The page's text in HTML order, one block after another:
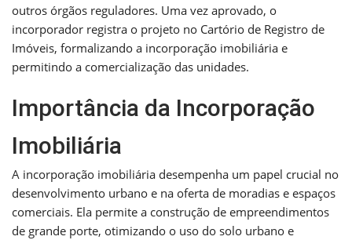
outros órgãos reguladores. Uma vez aprovado, o
incorporador registra o projeto no Cartório de Registro de
Imóveis, formalizando a incorporação imobiliária e
permitindo a comercialização das unidades.
Importância da Incorporação
Imobiliária
A incorporação imobiliária desempenha um papel crucial no
desenvolvimento urbano e na oferta de moradias e espaços
comerciais. Ela permite a construção de empreendimentos
de grande porte, otimizando o uso do solo urbano e